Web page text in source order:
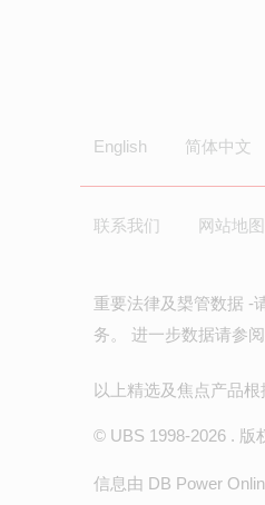
English 简体中文
联系我们 网站地图
重要法律及槼管数据 -
务。 进一步数据请参
以上精选及焦点产品
© UBS 1998-2026 . 版
信息由 DB Power